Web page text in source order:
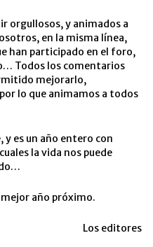
orgullosos, y animados a
en la misma línea,
han participado en el foro,
Todos los comentarios
mejorarlo,
lo que animamos a todos
y es un año entero con
la vida nos puede
año próximo.
Los editores